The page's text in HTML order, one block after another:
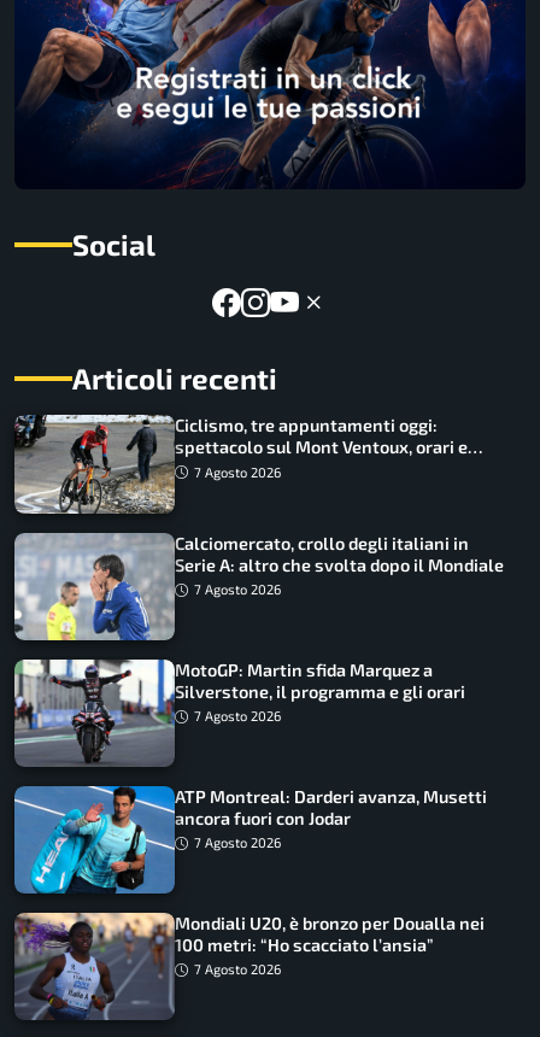
Social
Articoli recenti
Ciclismo, tre appuntamenti oggi:
spettacolo sul Mont Ventoux, orari e
come vederli
7 Agosto 2026
Calciomercato, crollo degli italiani in
Serie A: altro che svolta dopo il Mondiale
7 Agosto 2026
MotoGP: Martin sfida Marquez a
Silverstone, il programma e gli orari
7 Agosto 2026
ATP Montreal: Darderi avanza, Musetti
ancora fuori con Jodar
7 Agosto 2026
Mondiali U20, è bronzo per Doualla nei
100 metri: “Ho scacciato l’ansia”
7 Agosto 2026